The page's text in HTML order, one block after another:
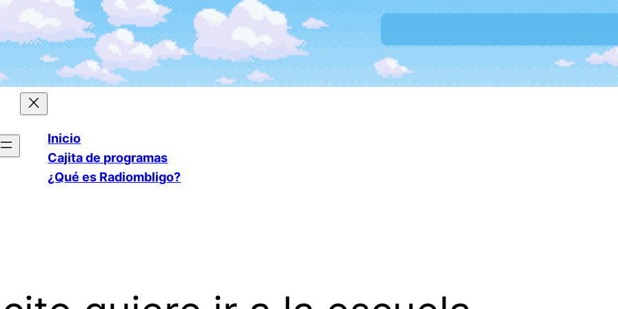
Inicio
Cajita de programas
¿Qué es Radiombligo?